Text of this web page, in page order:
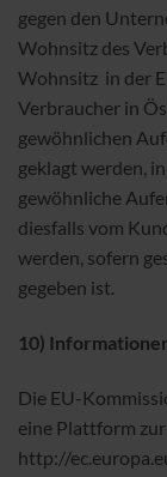
gegen den
Wohnsitz des
Wohnsitz in der
Verbraucher in
gewöhnlichen
geklagt werden,
gewöhnliche
diesfalls vom
werden, sofern
gegeben ist.
10)
Die EU-
eine Plattform
http://